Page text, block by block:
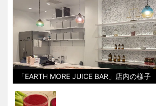
「EARTH MORE JUICE BAR」店内の様子